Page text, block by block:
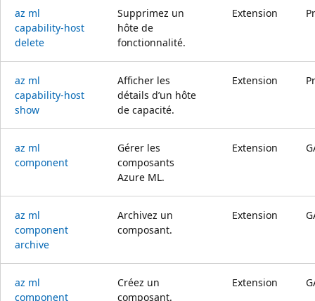
az ml
capability-host
delete
Supprimez un
hôte de
fonctionnalité.
Extension
az ml
capability-host
show
Afficher les
détails d’un hôte
de capacité.
Extension
az ml
component
Gérer les
composants
Azure ML.
Extension
az ml
component
archive
Archivez un
composant.
Extension
az ml
component
Créez un
composant.
Extension